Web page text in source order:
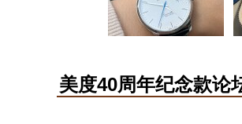
美度40周年纪念款论